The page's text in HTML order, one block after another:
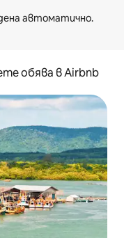
обява в Airbnb